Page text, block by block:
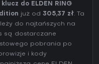
klucz do ELDEN RING
już od 305,37 zł. Ta
do najtańszych na
są dostarczane
pobrania po
i kody